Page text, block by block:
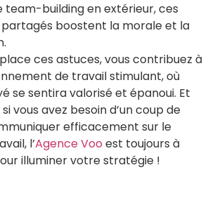
team-building en extérieur, ces
boostent la morale et la
ces astuces, vous contribuez à
de travail stimulant, où
se sentira valorisé et épanoui. Et
vous avez besoin d’un coup de
efficacement sur le
l’Agence Voo est toujours à
illuminer votre stratégie !